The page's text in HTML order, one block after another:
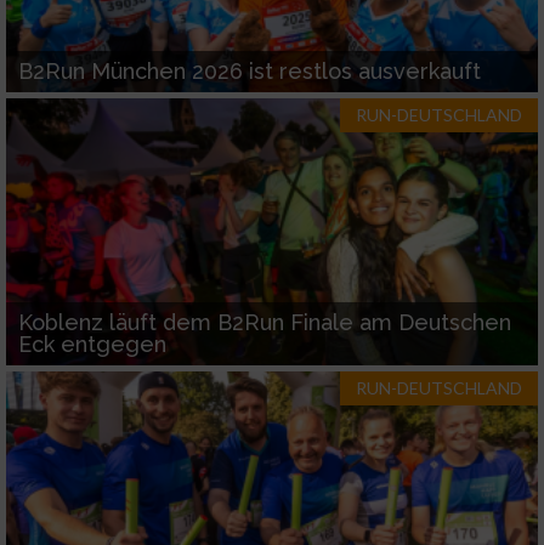
B2Run München 2026 ist restlos ausverkauft
RUN-DEUTSCHLAND
Koblenz läuft dem B2Run Finale am Deutschen
Eck entgegen
RUN-DEUTSCHLAND